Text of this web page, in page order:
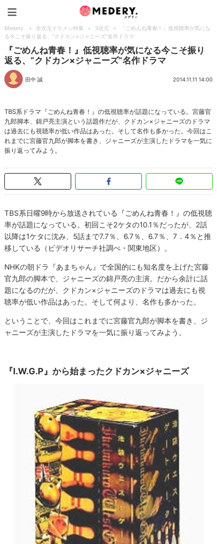
Medery. > 全次元イケメン特集 > 3次元 >
『ごめんね青春！』低視聴率が気にな
る今こそ振り返る、“クドカン×ジャニーズ”名作ドラマ
『ごめんね青春！』低視聴率が気になる今こそ振り
返る、“クドカン×ジャニーズ”名作ドラマ
田中 誠 2014.11.11 14:00
TBS系ドラマ『ごめんね青春！』の低視聴率が話題になっている。宮藤官
九郎脚本、錦戸亮主演という話題作だが、クドカン×ジャニーズのドラマ
は過去にも視聴率が低い作品はあった。そして名作も多かった。今回はこ
れまでに宮藤官九郎が脚本を書き、ジャニーズが主演したドラマを一気に
振り返ってみよう。
TBS系日曜9時から放送されている『ごめんね青春！』の低視聴
率が話題になっている。初回こそ2ケタの10.1％だったが、2話
以降は1ケタに沈み、5話まで7.7％、6.7％、6.7％、7．4％と推
移している（ビデオリサーチ社調べ・関東地区）。
NHKの朝ドラ『あまちゃん』で全国的にも知名度を上げた宮藤
官九郎の脚本で、ジャニーズの錦戸亮の主演。だから余計に話
題になるのだが、クドカン×ジャニーズのドラマは過去にも視
聴率が低い作品はあった。そして何より、名作も多かった。
ということで、今回はこれまでに宮藤官九郎が脚本を書き、ジ
ャニーズが主演したドラマを一気に振り返ってみよう。
『I.W.G.P』から始まったクドカン×ジャニーズ